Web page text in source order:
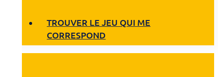
TROUVER LE JEU QUI ME
CORRESPOND